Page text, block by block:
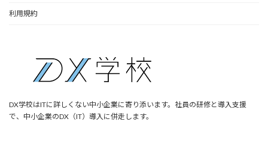
利用規約
DX学校はITに詳しくない中小企業に寄り添います。社員の研修と導入支援
で、中小企業のDX（IT）導入に併走します。